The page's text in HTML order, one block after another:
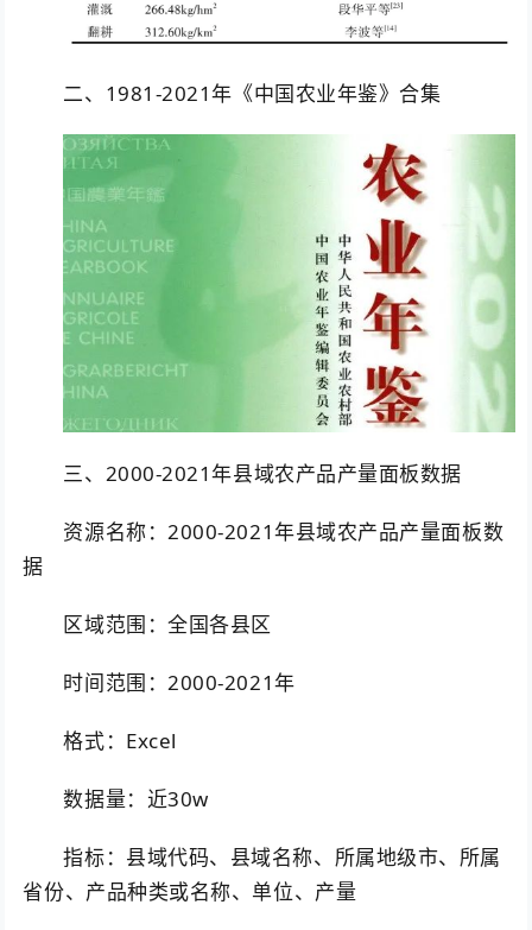
二、1981-2021年《中国农业年鉴》合集
三、2000-2021年县域农产品产量面板数据
资源名称：2000-2021年县域农产品产量面板数
据
区域范围：全国各县区
时间范围：2000-2021年
格式：Excel
数据量：近30w
指标：县域代码、县域名称、所属地级市、所属
省份、产品种类或名称、单位、产量